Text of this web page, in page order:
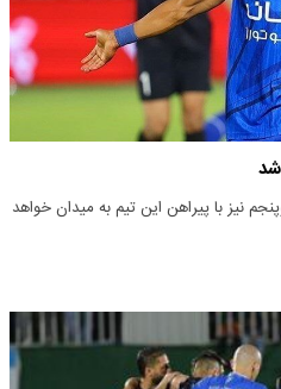
شد
نیز با پیراهن این تیم به میدان خواهد